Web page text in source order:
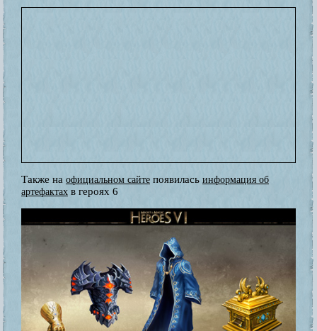
Также на официальном сайте появилась информация об
артефактах в героях 6